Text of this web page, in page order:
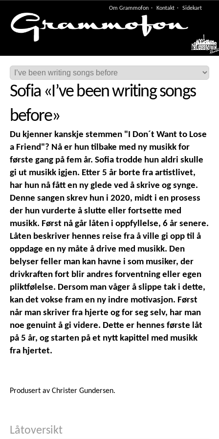
Om Grammofon Kontakt Sidekart
Meny
Sofia «I’ve been writing songs
before»
Du kjenner kanskje stemmen "I Don´t Want to Lose
a Friend"? Nå er hun tilbake med ny musikk for
første gang på fem år. Sofia trodde hun aldri skulle
gi ut musikk igjen. Etter 5 år borte fra artistlivet,
har hun nå fått en ny glede ved å skrive og synge.
Denne sangen skrev hun i 2020, midt i en prosess
der hun vurderte å slutte eller fortsette med
musikk. Først nå går låten i oppfyllelse, 6 år senere.
Låten beskriver hennes reise fra å ville gi opp til å
oppdage en ny måte å drive med musikk. Den
belyser feller man kan havne i som musiker, der
drivkraften fort blir andres forventning eller egen
pliktfølelse. Dersom man våger å slippe tak i dette,
kan det vokse fram en ny indre motivasjon. Først
når man skriver fra hjerte og for seg selv, har man
noe genuint å gi videre. Dette er hennes første låt
på 5 år, og starten på et nytt kapittel med musikk
fra hjertet.
Produsert av Christer Gundersen.
Låtoversikt